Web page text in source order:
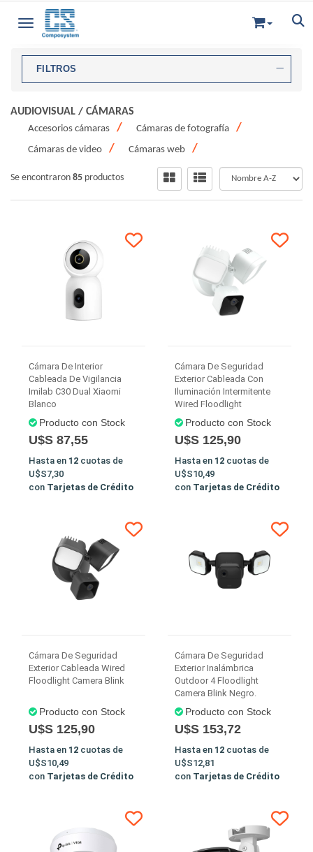
Toggle navigation
FILTROS
AUDIOVISUAL / CÁMARAS
Accesorios cámaras
Cámaras de fotografía
Cámaras de video
Cámaras web
Se encontraron 85 productos
Cámara De Interior
Cableada De Vigilancia
Imilab C30 Dual Xiaomi
Blanco
Producto con Stock
U$S 87,55
Hasta en 12 cuotas de
U$S7,30
con Tarjetas de Crédito
Cámara De Seguridad
Exterior Cableada Con
Iluminación Intermitente
Wired Floodlight
Producto con Stock
U$S 125,90
Hasta en 12 cuotas de
U$S10,49
con Tarjetas de Crédito
Cámara De Seguridad
Exterior Cableada Wired
Floodlight Camera Blink
Producto con Stock
U$S 125,90
Hasta en 12 cuotas de
U$S10,49
con Tarjetas de Crédito
Cámara De Seguridad
Exterior Inalámbrica
Outdoor 4 Floodlight
Camera Blink Negro.
Producto con Stock
U$S 153,72
Hasta en 12 cuotas de
U$S12,81
con Tarjetas de Crédito